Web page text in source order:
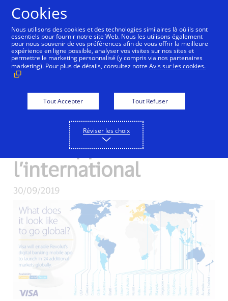
Revolut choisit Visa
comme principal
émetteur partenaire
afin d’accélérer son
développement à
l’international
30/09/2019
Cookies
Nous utilisons des cookies et des technologies similaires là où ils sont
essentiels pour fournir notre site Web. Nous les utilisons également
pour nous souvenir de vos préférences afin de vous offrir la meilleure
expérience en ligne possible, analyser vos visites sur nos sites et
permettre le marketing personnalisé (y compris via nos partenaires
marketing). Pour plus de détails, consultez notreAvis sur les cookies.
Tout Accepter Tout Refuser
Réviser les choix